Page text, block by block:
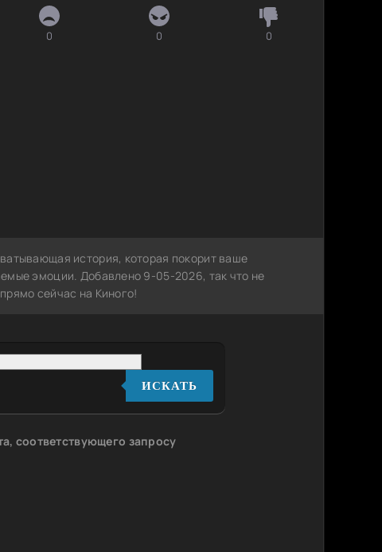
0 0 0
история, которая покорит ваше
эмоции. Добавлено 9-05-2026, так что не
сейчас на Киного!
ИСКАТЬ
соответствующего запросу